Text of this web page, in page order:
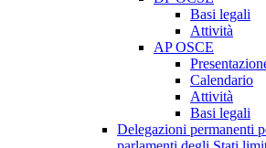
Basi legali
Attività
AP OSCE
Calendario
Attività
Basi legali
Delegazioni permanenti